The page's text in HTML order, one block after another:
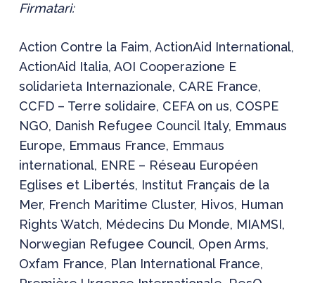
Firmatari:
Action Contre la Faim, ActionAid International,
ActionAid Italia, AOI Cooperazione E
solidarieta Internazionale, CARE France,
CCFD – Terre solidaire, CEFA on us, COSPE
NGO, Danish Refugee Council Italy, Emmaus
Europe, Emmaus France, Emmaus
international, ENRE – Réseau Européen
Eglises et Libertés, Institut Français de la
Mer, French Maritime Cluster, Hivos, Human
Rights Watch, Médecins Du Monde, MIAMSI,
Norwegian Refugee Council, Open Arms,
Oxfam France, Plan International France,